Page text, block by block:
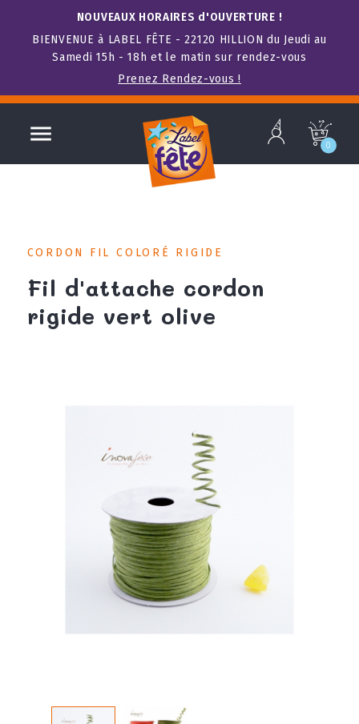
NOUVEAUX HORAIRES d'OUVERTURE !
BIENVENUE à LABEL FÊTE - 22120 HILLION du Jeudi au
Samedi 15h - 18h et le matin sur rendez-vous
Prenez Rendez-vous !
 b c
0
CORDON FIL COLORÉ RIGIDE
Fil d'attache cordon
rigide vert olive